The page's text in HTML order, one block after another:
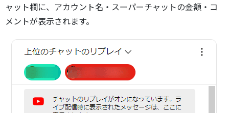
ャット欄に、アカウント名・スーパーチャットの金額・コ
メントが表示されます。